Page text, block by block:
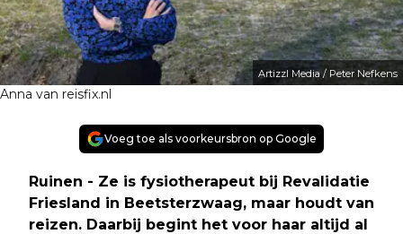
Artizzl Media / Peter Nefkens
Anna van reisfix.nl
Voeg toe als voorkeursbron op Google
Ruinen - Ze is fysiotherapeut bij Revalidatie
Friesland in Beetsterzwaag, maar houdt van
reizen. Daarbij begint het voor haar altijd al